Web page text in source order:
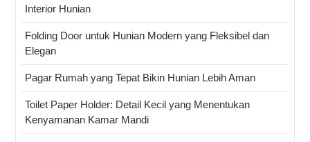
Interior Hunian
Folding Door untuk Hunian Modern yang Fleksibel dan
Elegan
Pagar Rumah yang Tepat Bikin Hunian Lebih Aman
Toilet Paper Holder: Detail Kecil yang Menentukan
Kenyamanan Kamar Mandi